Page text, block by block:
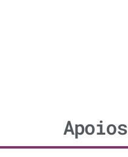
Apoios